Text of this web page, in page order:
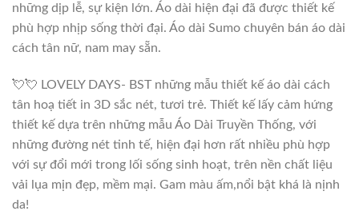
những dịp lễ, sự kiện lớn. Áo dài hiện đại đã được thiết kế
phù hợp nhịp sống thời đại. Áo dài Sumo chuyên bán áo dài
cách tân nữ, nam may sẵn.
💘💘 LOVELY DAYS- BST những mẫu thiết kế áo dài cách
tân hoạ tiết in 3D sắc nét, tươi trẻ. Thiết kế lấy cảm hứng
thiết kế dựa trên những mẫu Áo Dài Truyền Thống, với
những đường nét tinh tế, hiện đại hơn rất nhiều phù hợp
với sự đổi mới trong lối sống sinh hoạt, trên nền chất liệu
vải lụa mịn đẹp, mềm mại. Gam màu ấm,nổi bật khá là nịnh
da!